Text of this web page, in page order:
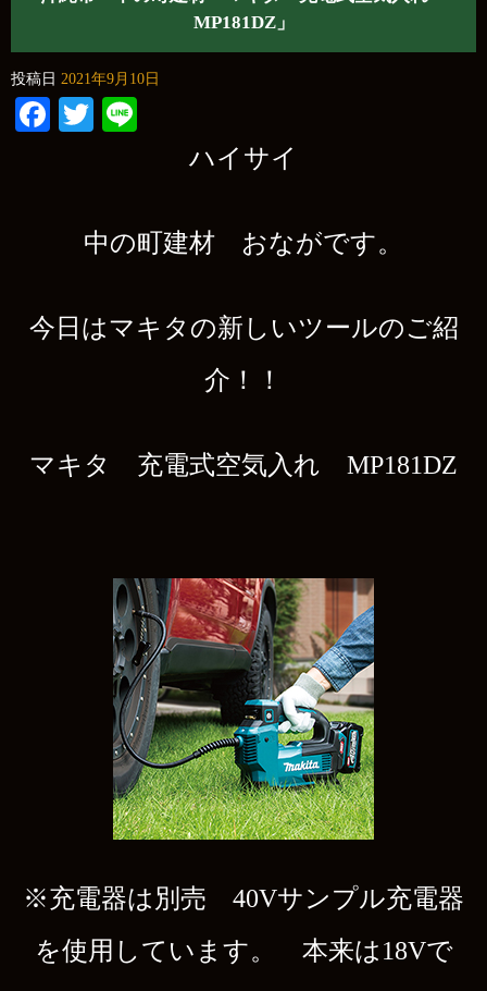
MP181DZ」
投稿日 2021年9月10日
Facebook
Twitter
ハイサイ
中の町建材 おながです。
今日はマキタの新しいツールのご紹
介！！
マキタ 充電式空気入れ MP181DZ
※充電器は別売 40Vサンプル充電器
を使用しています。 本来は18Vで